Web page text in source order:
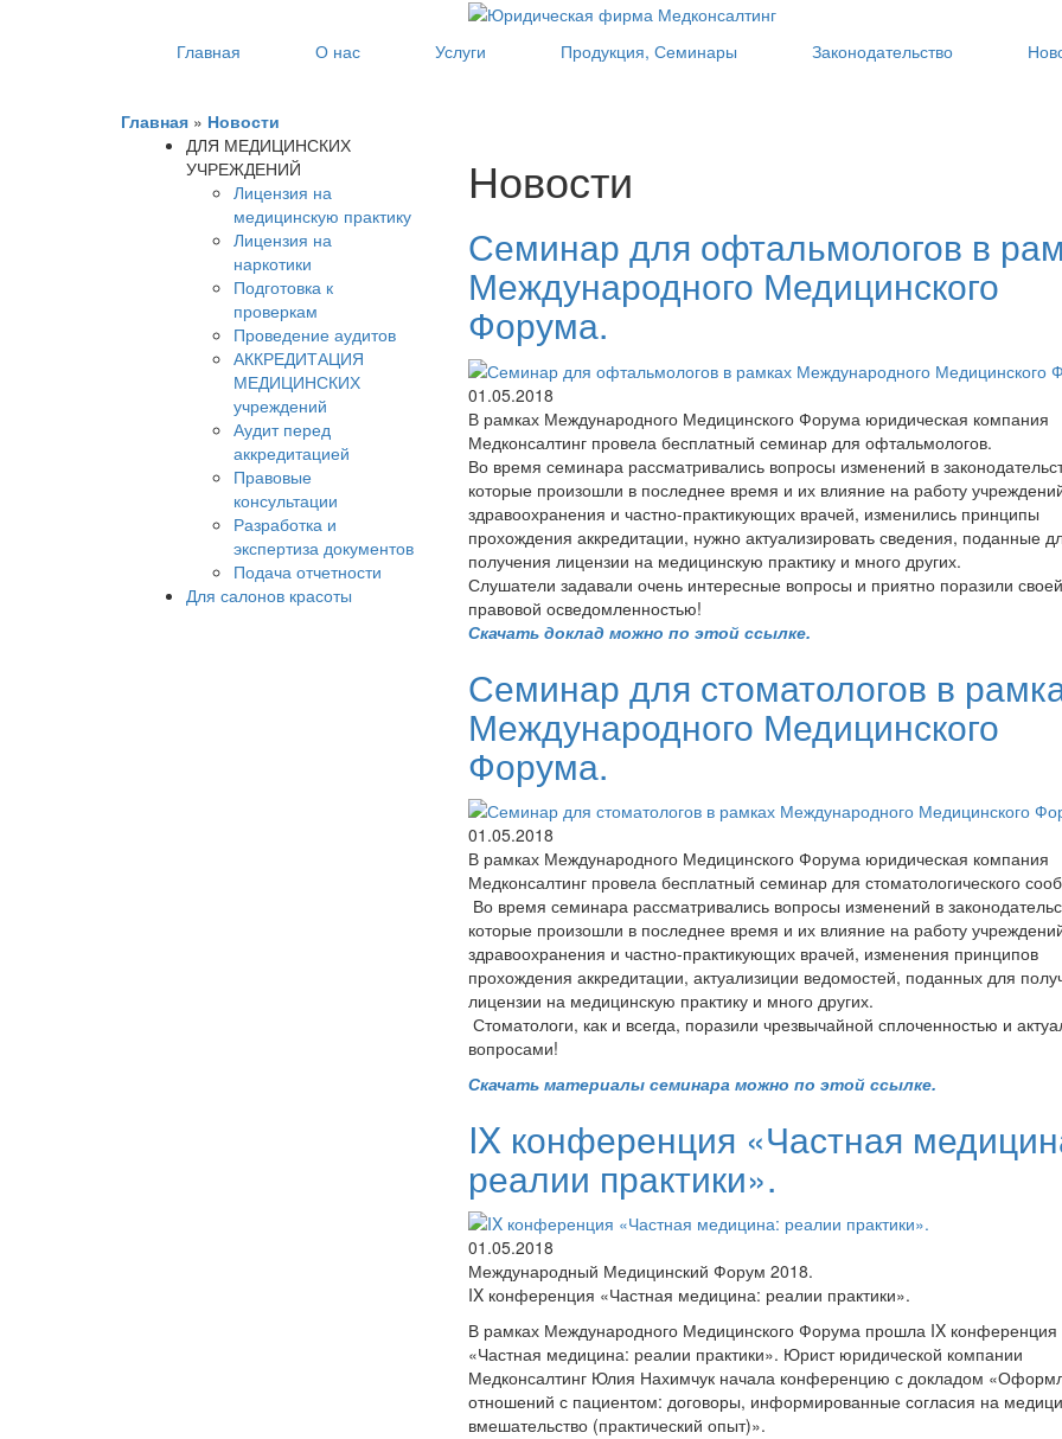
Главная О нас Услуги Продукция, Семинары Законодательство
Главная » Новости
ДЛЯ МЕДИЦИНСКИХ
УЧРЕЖДЕНИЙ
Лицензия на
медицинскую практику
Лицензия на
наркотики
Подготовка к
проверкам
Проведение аудитов
АККРЕДИТАЦИЯ
МЕДИЦИНСКИХ
учреждений
Аудит перед
аккредитацией
Правовые
консультации
Разработка и
экспертиза документов
Подача отчетности
Для салонов красоты
Новости
Семинар для офтальмологов в
Международного Медицинского
Форума.
01.05.2018
В рамках Международного Медицинского Форума юридическая компания
Медконсалтинг провела бесплатный семинар для офтальмологов.
Во время семинара рассматривались вопросы изменений в
которые произошли в последнее время и их влияние на работу
здравоохранения и частно-практикующих врачей, изменились принципы
прохождения аккредитации, нужно актуализировать сведения, поданные
получения лицензии на медицинскую практику и много других.
Слушатели задавали очень интересные вопросы и приятно поразили своей
правовой осведомленностью!
Скачать доклад можно по этой ссылке.
Семинар для стоматологов в
Международного Медицинского
Форума.
01.05.2018
В рамках Международного Медицинского Форума юридическая компания
Медконсалтинг провела бесплатный семинар для стоматологического
Во время семинара рассматривались вопросы изменений в
которые произошли в последнее время и их влияние на работу
здравоохранения и частно-практикующих врачей, изменения принципов
прохождения аккредитации, актуализиции ведомостей, поданных для
лицензии на медицинскую практику и много других.
Стоматологи, как и всегда, поразили чрезвычайной сплоченностью и
вопросами!
Скачать материалы семинара можно по этой ссылке.
IX конференция «Частная
реалии практики».
01.05.2018
Международный Медицинский Форум 2018.
IX конференция «Частная медицина: реалии практики».
В рамках Международного Медицинского Форума прошла IX конференция
«Частная медицина: реалии практики». Юрист юридической компании
Медконсалтинг Юлия Нахимчук начала конференцию с докладом
отношений с пациентом: договоры, информированные согласия на
вмешательство (практический опыт)».